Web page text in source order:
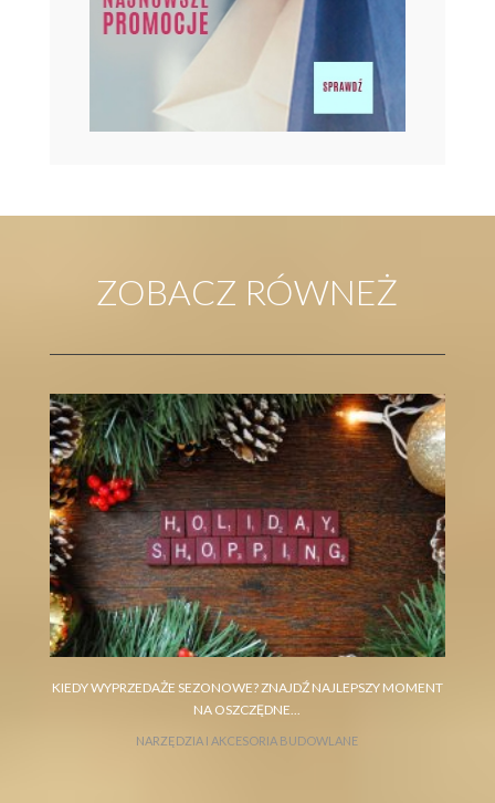
ZOBACZ RÓWNEŻ
KIEDY WYPRZEDAŻE SEZONOWE? ZNAJDŹ NAJLEPSZY MOMENT
NA OSZCZĘDNE...
NARZĘDZIA I AKCESORIA BUDOWLANE